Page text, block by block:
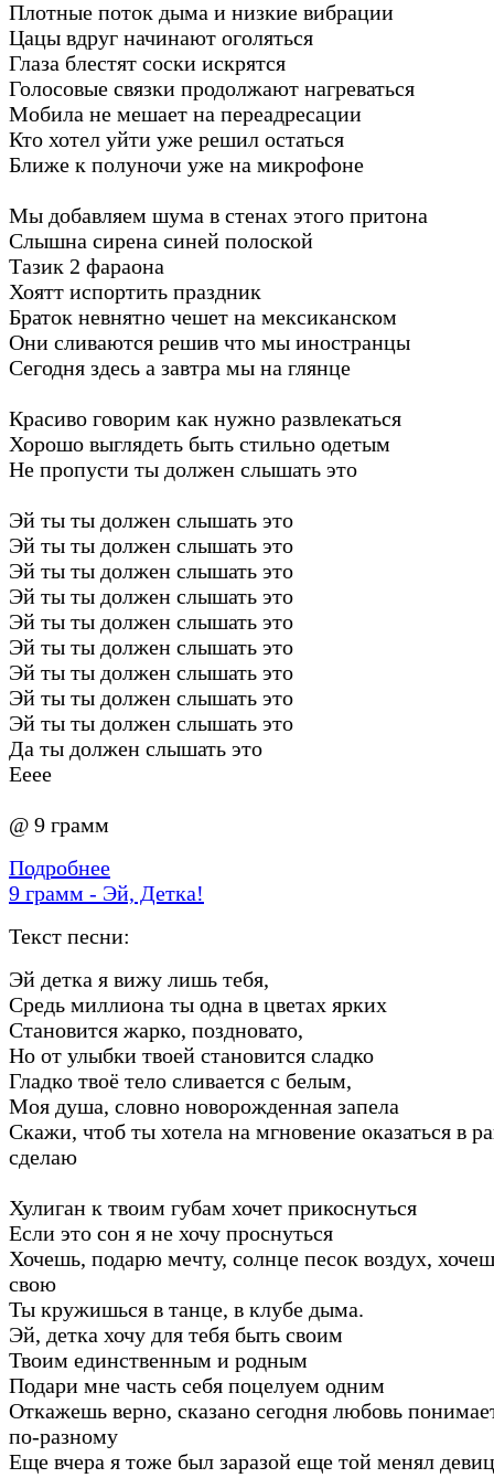
Плотные поток дыма и низкие вибрации
Цацы вдруг начинают оголяться
Глаза блестят соски искрятся
Голосовые связки продолжают нагреваться
Мобила не мешает на переадресации
Кто хотел уйти уже решил остаться
Ближе к полуночи уже на микрофоне
Мы добавляем шума в стенах этого притона
Слышна сирена синей полоской
Тазик 2 фараона
Хоятт испортить праздник
Браток невнятно чешет на мексиканском
Они сливаются решив что мы иностранцы
Сегодня здесь а завтра мы на глянце
Красиво говорим как нужно развлекаться
Хорошо выглядеть быть стильно одетым
Не пропусти ты должен слышать это
Эй ты ты должен слышать это
Эй ты ты должен слышать это
Эй ты ты должен слышать это
Эй ты ты должен слышать это
Эй ты ты должен слышать это
Эй ты ты должен слышать это
Эй ты ты должен слышать это
Эй ты ты должен слышать это
Эй ты ты должен слышать это
Да ты должен слышать это
Ееее
@ 9 грамм
Подробнее
9 грамм - Эй, Детка!
Текст песни:
Эй детка я вижу лишь тебя,
Средь миллиона ты одна в цветах ярких
Становится жарко, поздновато,
Но от улыбки твоей становится сладко
Гладко твоё тело сливается с белым,
Моя душа, словно новорожденная запела
Скажи, чтоб ты хотела на мгновение оказаться в
сделаю
Хулиган к твоим губам хочет прикоснуться
Если это сон я не хочу проснуться
Хочешь, подарю мечту, солнце песок воздух,
свою
Ты кружишься в танце, в клубе дыма.
Эй, детка хочу для тебя быть своим
Твоим единственным и родным
Подари мне часть себя поцелуем одним
Откажешь верно, сказано сегодня любовь
по-разному
Еще вчера я тоже был заразой еще той менял